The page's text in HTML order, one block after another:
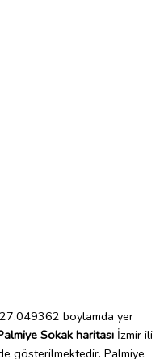
boylamda yer
Sokak haritası İzmir ili
gösterilmektedir. Palmiye